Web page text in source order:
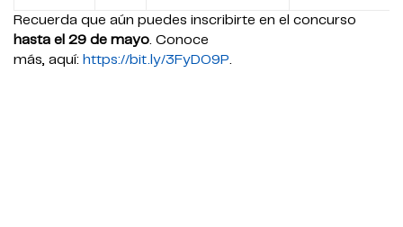
Recuerda que aún puedes inscribirte en el concurso
hasta el 29 de mayo . Conoce
más, aquí: https://bit.ly/3FyDO9P